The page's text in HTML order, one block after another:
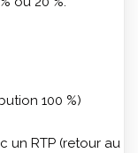
100 %)
un RTP (retour au